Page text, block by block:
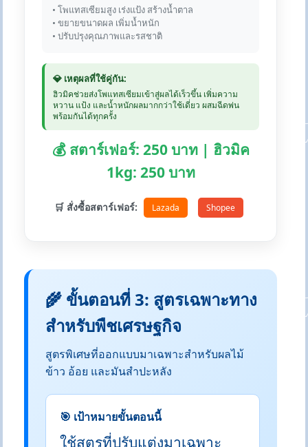
• โพแทสเซียมสูง เร่งแป้ง สร้างน้ำตาล
• ขยายขนาดผล เพิ่มน้ำหนัก
• ปรับปรุงคุณภาพและรสชาติ
💎 เหตุผลที่ใช้คู่กัน:
ฮิวมิคช่วยส่งโพแทสเซียมเข้าสู่ผลได้เร็วขึ้น เพิ่มความ
หวาน แป้ง และน้ำหนักผลมากกว่าใช้เดี่ยว ผสมฉีดพ่น
พร้อมกันได้ทุกครั้ง
💰 สตาร์เฟอร์: 250 บาท | ฮิวมิค
1kg: 250 บาท
🛒 สั่งซื้อสตาร์เฟอร์: Lazada Shopee
🌾 ขั้นตอนที่ 3: สูตรเฉพาะทาง
สำหรับพืชเศรษฐกิจ
สูตรพิเศษที่ออกแบบมาเฉพาะสำหรับผลไม้
ข้าว อ้อย และมันสำปะหลัง
🎯 เป้าหมายขั้นตอนนี้
ใช้สูตรที่ปรับแต่งมาเฉพาะ